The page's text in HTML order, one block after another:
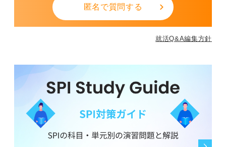
匿名で質問する
就活Q&A編集方針